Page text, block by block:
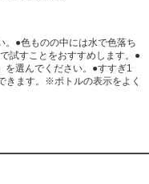
。●色ものの中には水で色落ち
試すことをおすすめします。●
を選んでください。●すすぎ1
きます。※ボトルの表示をよく